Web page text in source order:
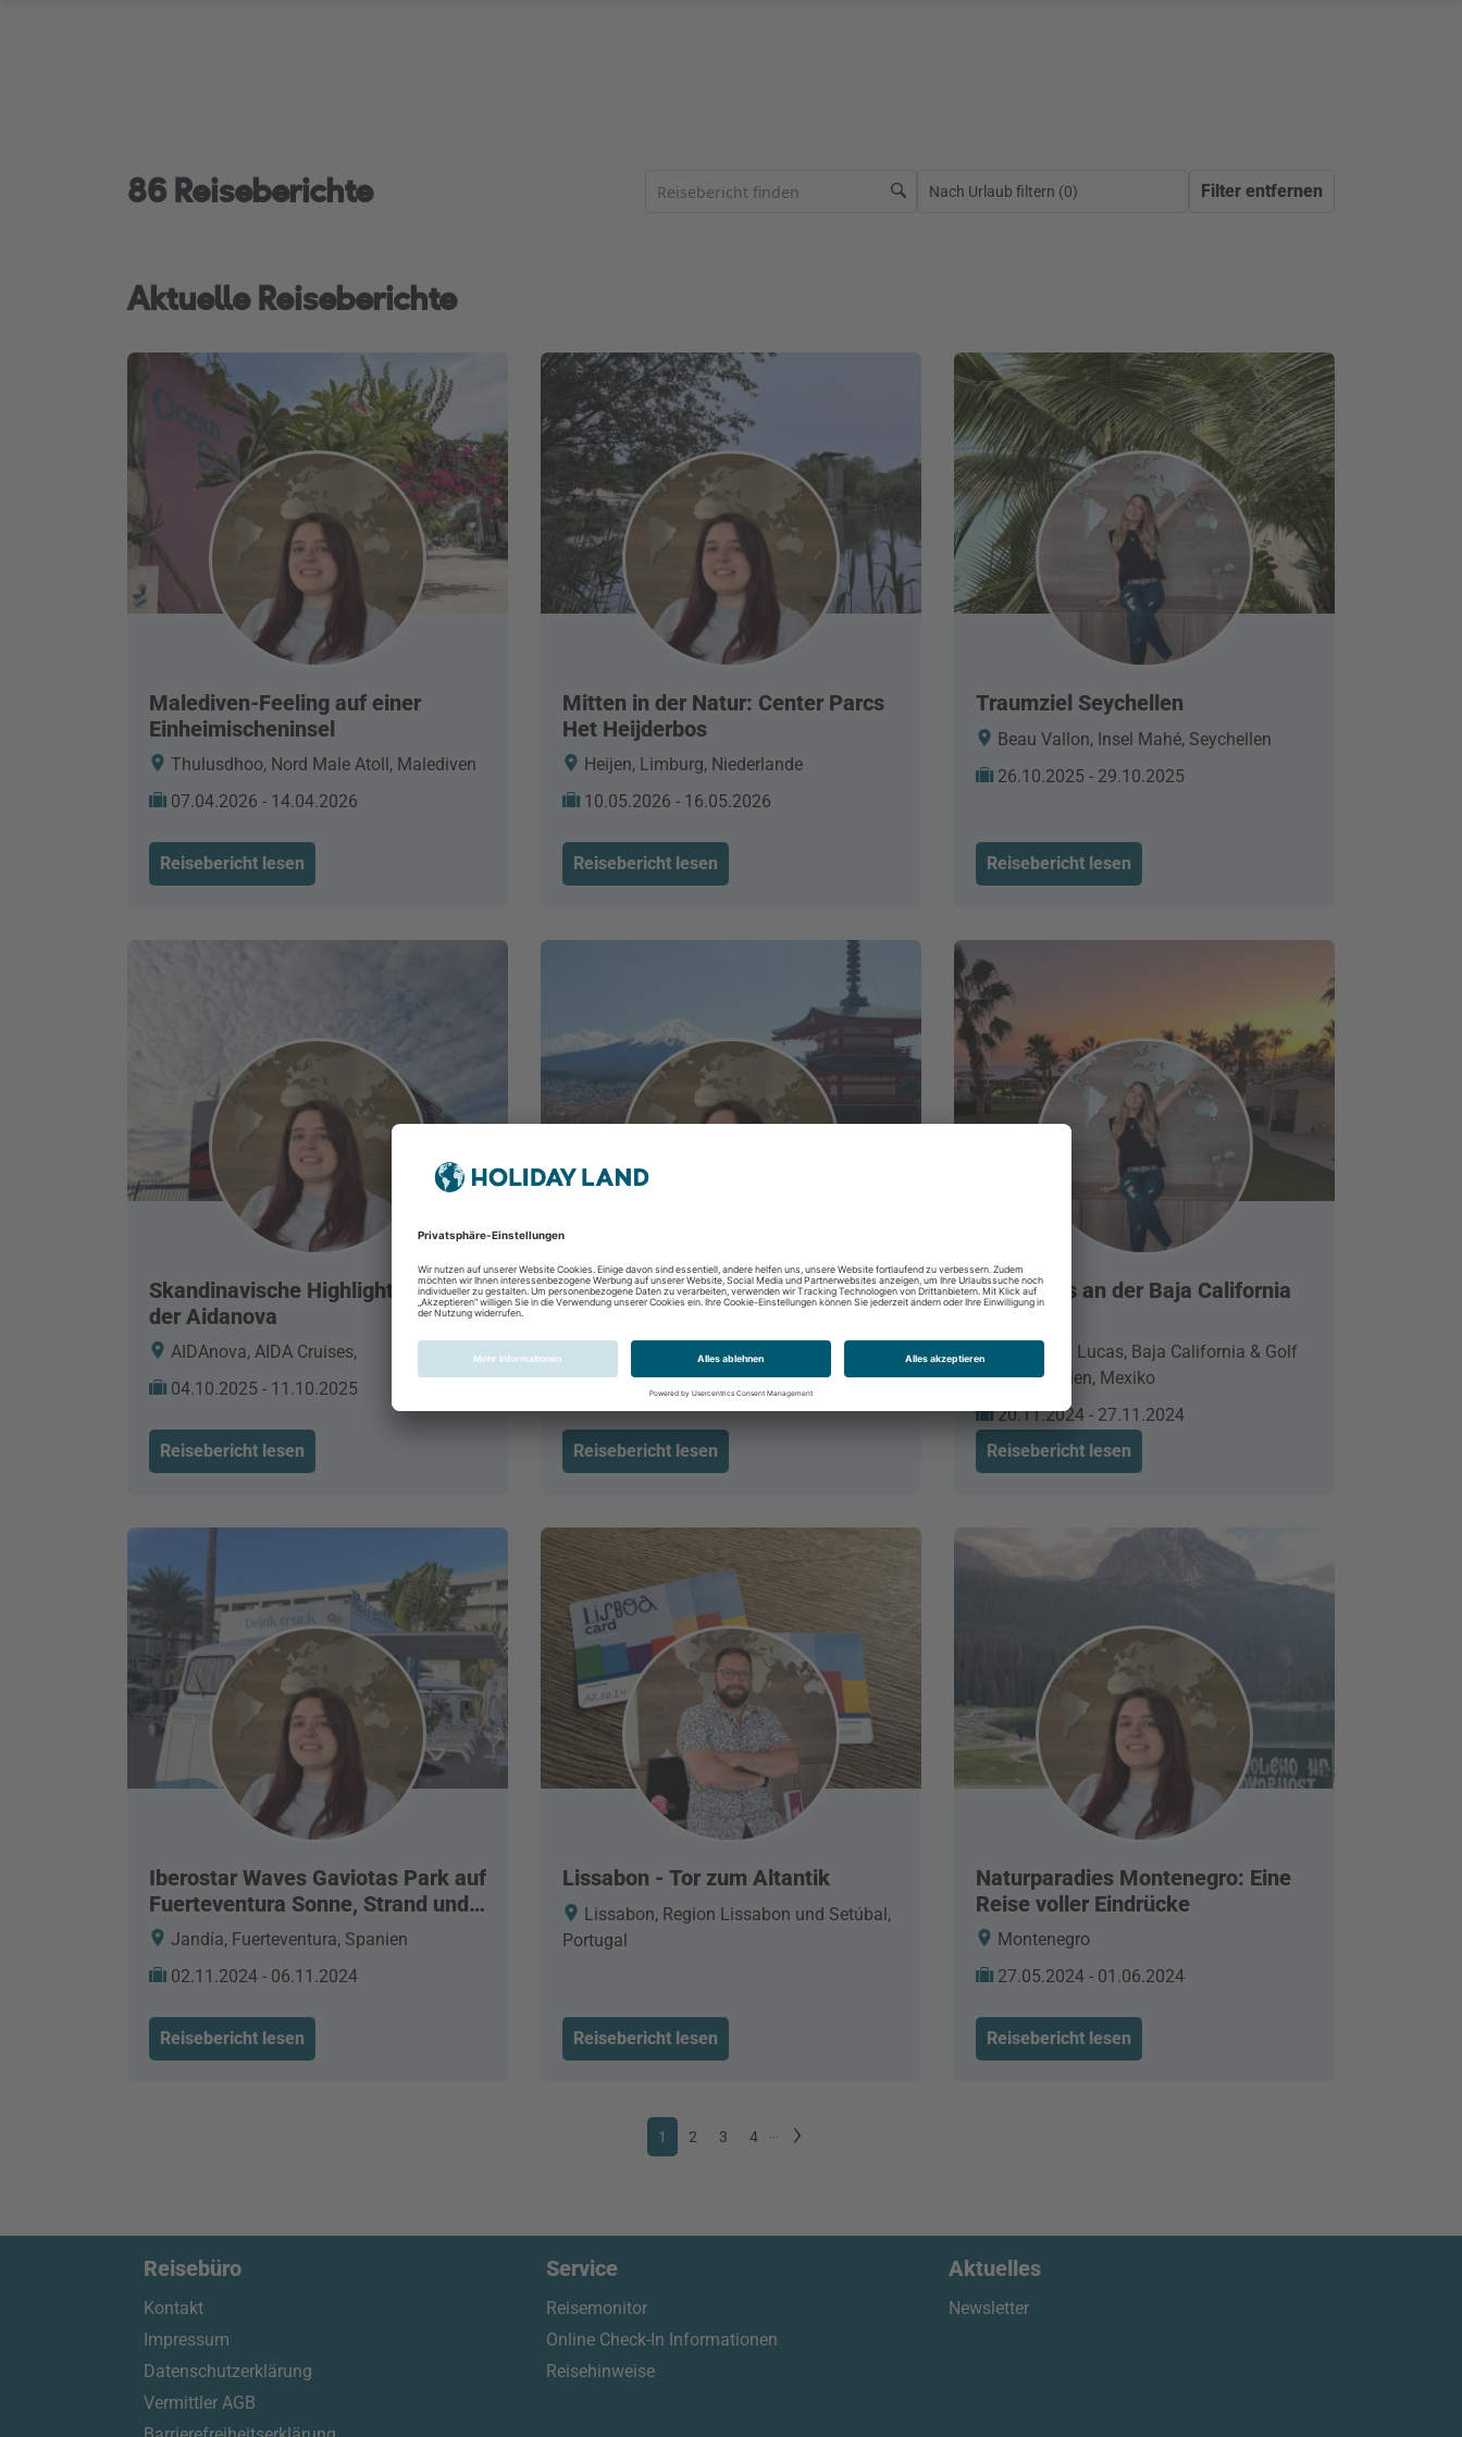
86 Reiseberichte Nach Urlaub filtern (0) Filter entfernen
Aktuelle Reiseberichte
Malediven-Feeling auf einer
Einheimischeninsel
Thulusdhoo, Nord Male Atoll, Malediven
07.04.2026 - 14.04.2026
Reisebericht lesen
Mitten in der Natur: Center Parcs
Het Heijderbos
Heijen, Limburg, Niederlande
10.05.2026 - 16.05.2026
Reisebericht lesen
Traumziel Seychellen
Beau Vallon, Insel Mahé, Seychellen
26.10.2025 - 29.10.2025
Reisebericht lesen
Skandinavische Highlights - mit
der Aidanova
AIDAnova, AIDA Cruises,
04.10.2025 - 11.10.2025
Reisebericht lesen
Ramen, Tempel, Großstadtflair:
Mein Japan-Abenteuer
Tokio, Tokio & Umgebung, Japan
07.04.2025 - 22.04.2025
Reisebericht lesen
Los Cabos an der Baja California
Cabo San Lucas, Baja California & Golf
von Kalifornien, Mexiko
20.11.2024 - 27.11.2024
Reisebericht lesen
Iberostar Waves Gaviotas Park auf
Fuerteventura Sonne, Strand und
Familie
Jandía, Fuerteventura, Spanien
02.11.2024 - 06.11.2024
Reisebericht lesen
Lissabon - Tor zum Altantik
Lissabon, Region Lissabon und Setúbal,
Portugal
Reisebericht lesen
Naturparadies Montenegro: Eine
Reise voller Eindrücke
Montenegro
27.05.2024 - 01.06.2024
Reisebericht lesen
1 2 3 4
Reisebüro
Kontakt
Impressum
Datenschutzerklärung
Vermittler AGB
Service
Reisemonitor
Online Check-In Informationen
Reisehinweise
Aktuelles
Newsletter